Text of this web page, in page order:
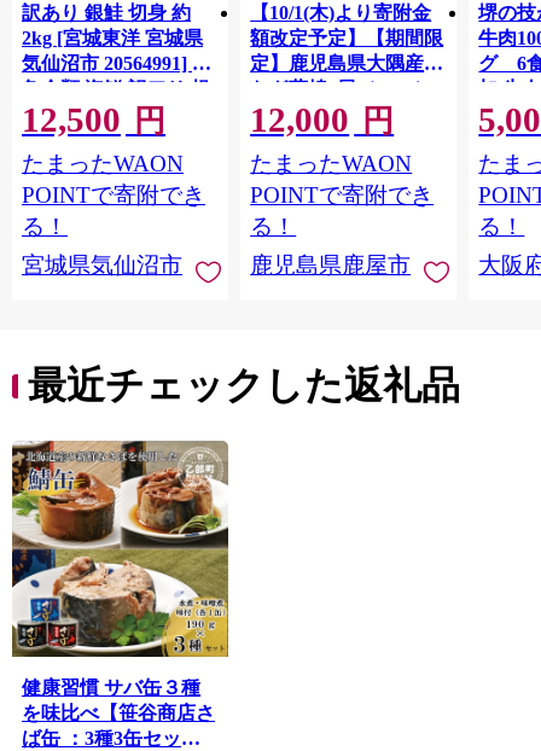
訳あり 銀鮭 切身 約
2kg [宮城東洋 宮城県
気仙沼市 20564991] 鮭
魚介類 海鮮 訳アリ 規
格外 不揃い さけ サケ
鮭切身 シャケ 切り身
冷凍 家庭用 おかず 弁
当 支援 サーモン 銀鮭
切り身 魚 わけあり
12,500 円
たまったWAON
POINTで寄附でき
る！
宮城県気仙沼市
【10/1(木)より寄附金
額改定予定】【期間限
定】鹿児島県大隅産う
なぎ蒲焼4尾（400g）
12,000 円
たまったWAON
POINTで寄附でき
る！
鹿児島県鹿屋市
堺の技
牛肉
グ 6
加 牛
ット 6
メ 温
菜 簡
すめ
取り
料 ふ
堺市】
たま
る！
大阪
最近チェックした返礼品
健康習慣 サバ缶３種
を味比べ【笹谷商店さ
ば缶 ：3種3缶セット